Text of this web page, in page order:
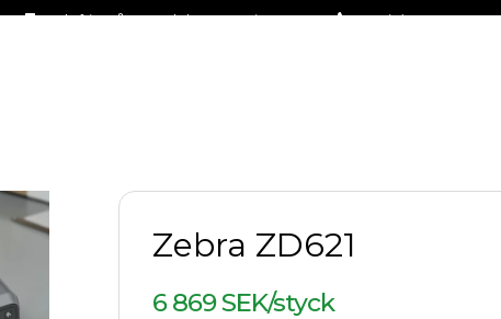
Fraktfritt på stora delar av sortimentet +46 (0)31-27 42 30
Zebra ZD621
6 869 SEK/styck